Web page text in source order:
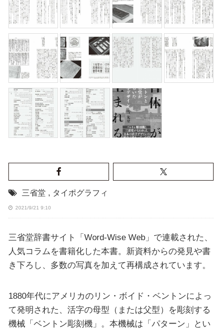
三省堂 , タイポグラフィ
2021/9/21 9:10
三省堂辞書サイト「Word-Wise Web」で連載された、
人気コラムを書籍化した本書。新資料からの発見や書
き下ろし、多数の写真を加えて再構成されています。
1880年代にアメリカのリン・ボイド・ベントンによっ
て発明された、活字の母型（または父型）を彫刻する
機械「ベントン彫刻機」。本機械は「パターン」とい